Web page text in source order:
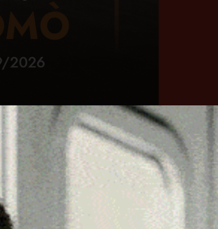
Necrologie
Numeri
utili
Contatti